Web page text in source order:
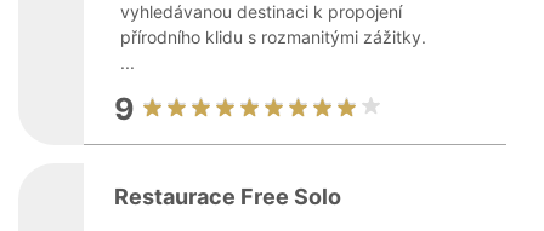
vyhledávanou destinaci k propojení
přírodního klidu s rozmanitými zážitky.
...
9
Restaurace Free Solo